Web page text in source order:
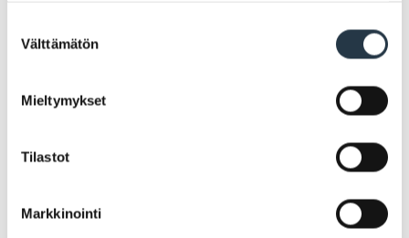
valinta
Välttämätön
Mieltymykset
Tilastot
Markkinointi